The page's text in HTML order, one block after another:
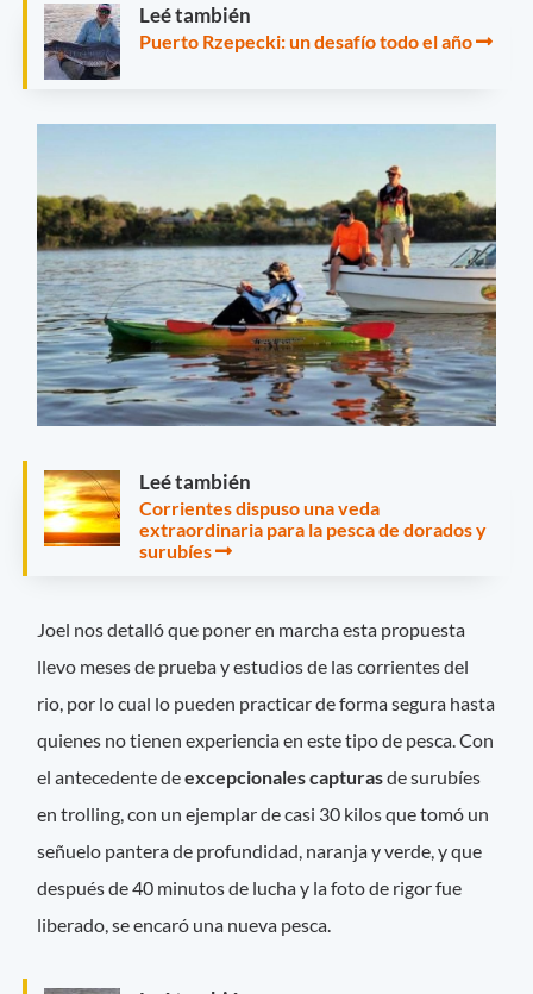
Leé también
Puerto Rzepecki: un desafío todo el año
Leé también
Corrientes dispuso una veda
extraordinaria para la pesca de dorados y
surubíes
Joel nos detalló que poner en marcha esta propuesta
llevo meses de prueba y estudios de las corrientes del
rio, por lo cual lo pueden practicar de forma segura hasta
quienes no tienen experiencia en este tipo de pesca. Con
el antecedente deexcepcionales capturasde surubíes
en trolling, con un ejemplar de casi 30 kilos que tomó un
señuelo pantera de profundidad, naranja y verde, y que
después de 40 minutos de lucha y la foto de rigor fue
liberado, se encaró una nueva pesca.